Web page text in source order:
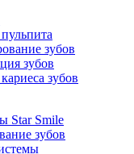
зубов
зубов
зубов
Star Smile
зубов